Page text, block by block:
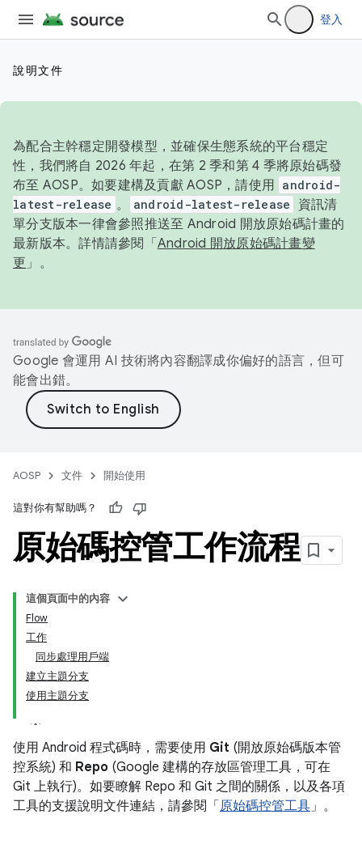
登入
說明文件
為配合主幹穩定開發模型，並確保生態系統的平台穩定
性，我們將自 2026 年起，在第 2 季和第 4 季將原始碼發
布至 AOSP。如要建構及貢獻 AOSP，請使用 android-
latest-release 。 android-latest-release
資訊清
單分支版本一律會參照推送至 Android 開放原始碼計畫的
最新版本。詳情請參閱「 Android 開放原始碼計畫變
更 」。
Google 會運用 AI 技術將內容翻譯成你偏好的語言，但可
能會出錯。
AOSP 文件 開始使用
這對你有幫助嗎？
原始碼控管工作流程
這個頁面中的內容
Flow
工作
同步處理用戶端
建立主題分支
使用主題分支
使用 Android 程式碼時，需要使用 Git (開放原始碼版本管
控系統) 和 Repo (Google 建構的存放區管理工具，可在
Git 上執行)。如要瞭解 Repo 和 Git 之間的關係，以及各項
工具的支援說明文件連結，請參閱「 原始碼控管工具」。